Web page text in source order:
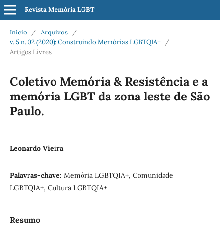
Revista Memória LGBT
Início / Arquivos
/
v. 5 n. 02 (2020): Construindo Memórias LGBTQIA+
/
Artigos Livres
Coletivo Memória & Resistência e a
memória LGBT da zona leste de São
Paulo.
Leonardo Vieira
Palavras-chave: Memória LGBTQIA+, Comunidade
LGBTQIA+, Cultura LGBTQIA+
Resumo